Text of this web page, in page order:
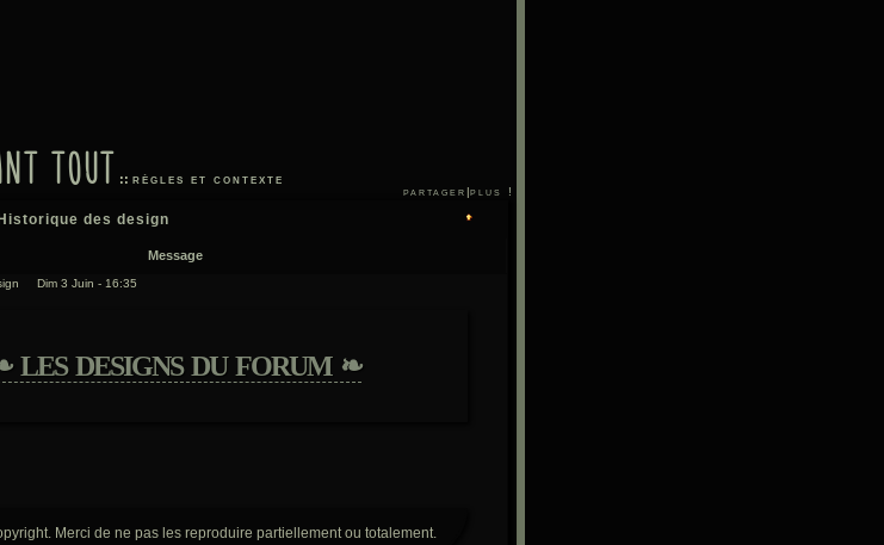
tout :: règles et contexte
partager |plus !
Historique des design
Message
Dim 3 Juin - 16:35
LES DESIGNS DU FORUM ❧
Merci de ne pas les reproduire partiellement ou totalement.